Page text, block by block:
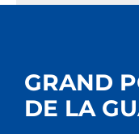
GRAND
DE LA